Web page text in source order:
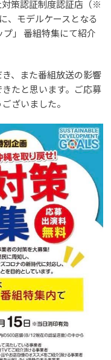
策認証制度認証店（※
、モデルケースとなる
」 番組特集にて紹介
、また番組放送の影響
たと思います。ご応募
ざいました。